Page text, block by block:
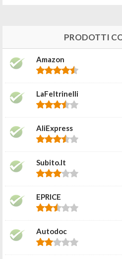
PRODOTTI
Amazon
LaFeltrinelli
AliExpress
Subito.it
EPRICE
Autodoc